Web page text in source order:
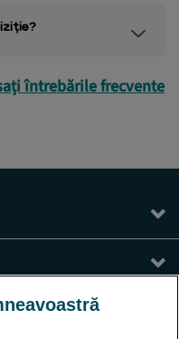
întrebările frecvente